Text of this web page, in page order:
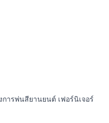
ารพ่นสียานยนต์ เฟอร์นิเจอร์